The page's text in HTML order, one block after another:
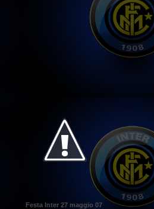
Festa Inter 27 maggio 07